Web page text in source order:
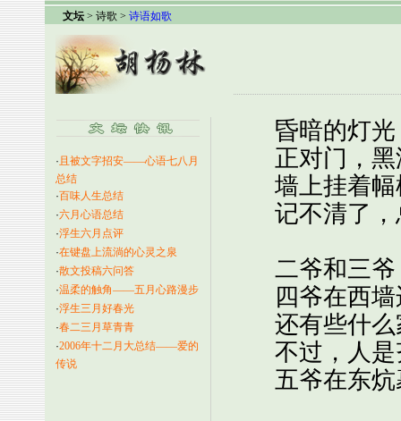
文坛 > 诗歌 > 诗语如歌
· 且被文字招安——心语七八月
总结
·百味人生总结
·六月心语总结
·浮生六月点评
·在键盘上流淌的心灵之泉
·散文投稿六问答
·温柔的触角——五月心路漫步
·浮生三月好春光
·春二三月草青青
·2006年十二月大总结——爱的
传说
昏暗的灯光
正对门，黑
墙上挂着幅
记不清了，
二爷和三爷
四爷在西墙
还有些什么
不过，人是
五爷在东炕